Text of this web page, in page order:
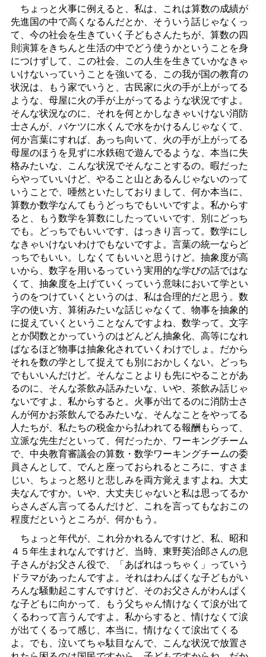
ちょっと火事に例えると、私は、これは算数の成績が
先進国の中で高くなるんだとか、そういう話じゃなくっ
て、今の社会を生きていく子どもさんたちが、算数の四
則演算をきちんと生活の中でどう使うかということを身
につけずして、この社会、この人生を生きていかなきゃ
いけないっていうことを強いてる、この我が国の教育の
状況は、もう家でいうと、古民家に火の手が上がってる
ような、母屋に火の手が上がってるような状況ですよ。
そんな状況なのに、それを何とかしなきゃいけない消防
士さんが、バケツに水くんで水をかけるんじゃなくて、
何か言葉にすれば、あっち向いて、火の手が上がってる
母屋のほうを見ずに水鉄砲で遊んでるような、本当に失
格みたいな、こんな状況でそんなことするの。暇だった
らやっていいけど、やること山とあるんじゃないのって
いうことで、唖然といたしておりまして、何か本当に、
算数か数学なんてもうどっちでもいいですよ。私からす
ると、もう数学を算数にしたっていいです、別にどっち
でも。どっちでもいいです、はっきり言って。数学にし
なきゃいけないわけでもないですよ。言葉の統一ならど
っちでもいい。しなくてもいいと思うけど。抽象度が高
いから、数字を用いるっていう実用的な学びの話ではな
くて、抽象度を上げていくっていう意味において学とい
うのをつけていくというのは、私は合理的だと思う。数
字の使い方、算術みたいな話じゃなくて、物事を抽象的
に捉えていくということなんですよね、数学って。文字
とか関数とかっていうのはどんどん抽象化、高等になれ
ばなるほど物事は抽象化されていくわけでしょ。だから
それを数の学として捉えても別におかしくない。どっち
でもいいんだけど。そんなことよりも先にやることがあ
るのに、そんな茶飲み話みたいな、いや、茶飲み話じゃ
ないですよ、私からすると。火事が出てるのに消防士さ
んが何かお茶飲んでるみたいな、そんなことをやってる
人たちが、私たちの税金から払われてる報酬もらって、
立派な先生だといって、何だったか、ワーキングチーム
で、中央教育審議会の算数・数学ワーキングチームの委
員さんとして、でんと座っておられるところに、すさま
じい、ちょっと怒りと悲しみを両方覚えますよね。大丈
夫なんですか。いや、大丈夫じゃないと私は思ってるか
らさんざん言ってるんだけど、これを言ってもなおこの
程度だというところが、何かもう。
ちょっと年代が、これ分かれるんですけど、私、昭和
４５年生まれなんですけど、当時、東野英治郎さんの息
子さんがお父さん役で、「あばれはっちゃく」っていう
ドラマがあったんですよ。それはわんぱくな子どもがい
ろんな騒動起こすんですけど、そのお父さんがわんぱく
な子どもに向かって、もう父ちゃん情けなくて涙が出て
くるわって言うんですよ。私からすると、情けなくて涙
が出てくるって感じ、本当に。情けなくて涙出てくる
よ。でも、泣いてちゃ駄目なんで、こんな状況で放置さ